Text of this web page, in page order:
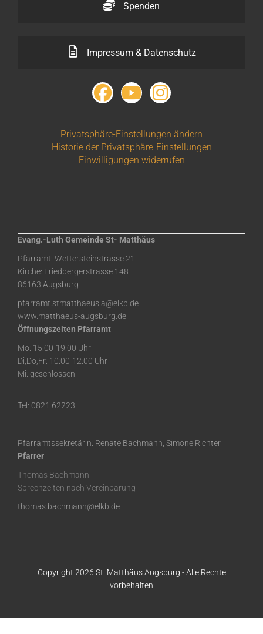
Spenden
Impressum & Datenschutz
Privatsphäre-Einstellungen ändern
Historie der Privatsphäre-Einstellungen
Einwilligungen widerrufen
Evang.-Luth Gemeinde St- Matthäus
Pfarramt: Wettersteinstrasse 21
Kirche: Friedbergerstrasse 148
86163 Augsburg
pfarramt.stmatthaeus.a@elkb.de
www.matthaeus-augsburg.de
Öffnungszeiten Pfarramt
Mo: 15:00-19:00 Uhr
Di,Do,Fr: 10:00-12:00 Uhr
Mi: geschlossen
Tel: 0821 62223
Pfarramtssekretärin: Renate Bachmann, Simone Richter
Pfarrer
Thomas Bachmann
Sprechzeiten nach Vereinbarung
thomas.bachmann@elkb.de
Copyright 2026 St. Matthäus Augsburg - Alle Rechte
vorbehalten